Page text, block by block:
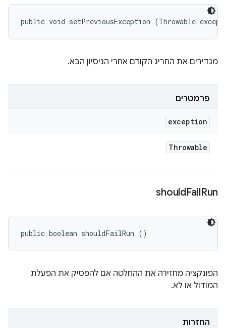
public void setPreviousException (Throwable
מגדירים את החריג הקודם אחרי הניסיון הבא.
פרמטרים
exception
Throwable
shouldFailRun
public boolean shouldFailRun ()
הפונקציה מחזירה את ההחלטה אם להפסיק את הפעלת
המודול או לא.
החזרות